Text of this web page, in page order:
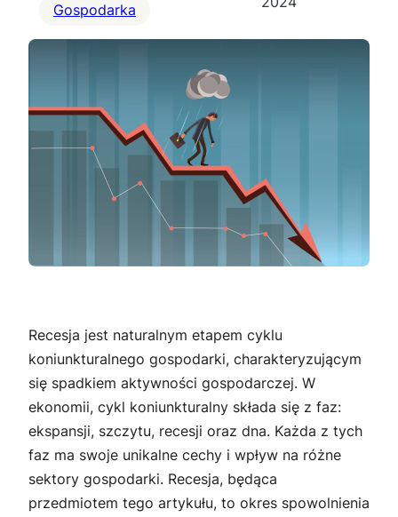
Gospodarka
Recesja jest naturalnym etapem cyklu
koniunkturalnego gospodarki, charakteryzującym
się spadkiem aktywności gospodarczej. W
ekonomii, cykl koniunkturalny składa się z faz:
ekspansji, szczytu, recesji oraz dna. Każda z tych
faz ma swoje unikalne cechy i wpływ na różne
sektory gospodarki. Recesja, będąca
przedmiotem tego artykułu, to okres spowolnienia